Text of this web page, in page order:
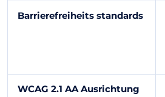
Barrierefreiheits standards
WCAG 2.1 AA Ausrichtung